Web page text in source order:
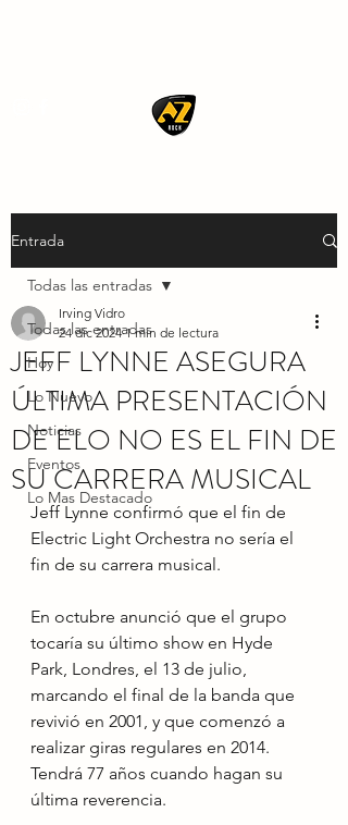
Entrada
Todas las entradas
Hoy
Lo Nuevo
Noticias
Eventos
Lo Mas Destacado
Todas las entradas
JEFF LYNNE ASEGURA
ÚLTIMA PRESENTACIÓN
DE ELO NO ES EL FIN DE
SU CARRERA MUSICAL
Irving Vidro
24 dic 2024 1 min de lectura
Jeff Lynne confirmó que el fin de
Electric Light Orchestra no sería el
fin de su carrera musical.
En octubre anunció que el grupo
tocaría su último show en Hyde
Park, Londres, el 13 de julio,
marcando el final de la banda que
revivió en 2001, y que comenzó a
realizar giras regulares en 2014.
Tendrá 77 años cuando hagan su
última reverencia.